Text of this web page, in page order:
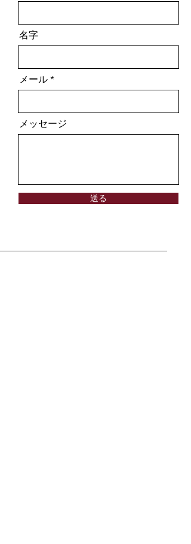
名字
メール
メッセージ
送る